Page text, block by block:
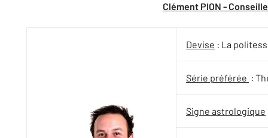
Clément PION -
Devise : La
Série préférée :
Signe astrologique